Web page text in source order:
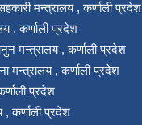
मन्त्रालय , कर्णाली प्रदेश
, कर्णाली प्रदेश
मन्त्रालय , कर्णाली प्रदेश
मन्त्रालय , कर्णाली प्रदेश
प्रदेश
, कर्णाली प्रदेश